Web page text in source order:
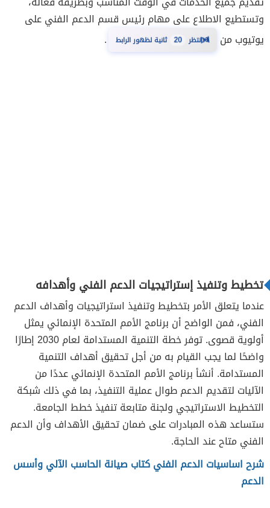
وتستطيع الاطلاع على مهام رئيس قسم الدعم الفني على
يوتيوب من ⏳انتظر 20 ثانية لظهور الرابط .
تخطيط وتنفيذ إستراتيجيات الدعم الفني وأهدافه
عندما يتعلق الأمر بتخطيط وتنفيذ استراتيجيات وأهداف الدعم
الفني، فمن الواضح أن برنامج الأمم المتحدة الإنمائي يمثل
أولوية قصوى. توفر خطة التنمية المستدامة لعام 2030 إطارًا
واضحًا لما يجب القيام به من أجل تحقيق أهداف التنمية
المستدامة. أنشأ برنامج الأمم المتحدة الإنمائي عددًا من
الآليات لتقديم الدعم طوال عملية التنفيذ، بما في ذلك شبكة
التخطيط الاستراتيجي ولجنة متابعة تنفيذ خطط الجامعة.
ستساعد هذه المبادرات على ضمان تحقيق الأهداف وأن الدعم
الفني متاح عند الحاجة.
شرح اساسيات الدعم الفني كتاب صيانة الحاسب الآلي وأسس
الدعم